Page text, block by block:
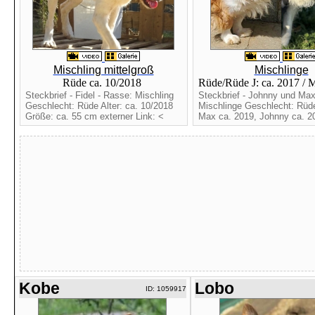
Mischling mittelgroß
Rüde ca. 10/2018
Steckbrief - Fidel - Rasse: Mischling
Geschlecht: Rüde Alter: ca. 10/2018
Größe: ca. 55 cm externer Link: <
Mischlinge
Rüde/Rüde J: ca. 2017 /
Steckbrief - Johnny und
Mischlinge Geschlecht:
Max ca. 2019, Johnny ca.
Kobe ID: 1059917 Lobo